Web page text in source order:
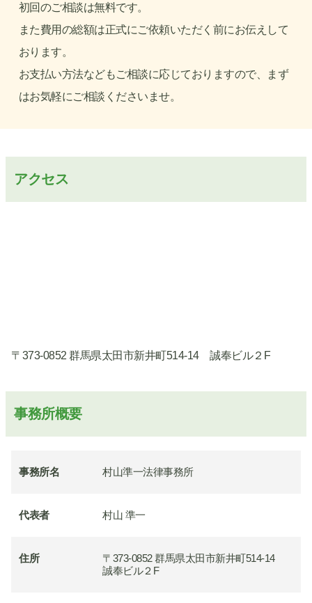
初回のご相談は無料です。
また費用の総額は正式にご依頼いただく前にお伝えして
おります。
お支払い方法などもご相談に応じておりますので、まず
はお気軽にご相談くださいませ。
アクセス
〒373-0852 群馬県太田市新井町514-14 誠奉ビル２F
事務所概要
事務所名 村山準一法律事務所
代表者 村山 準一
住所
〒373-0852 群馬県太田市新井町514-14
誠奉ビル２F